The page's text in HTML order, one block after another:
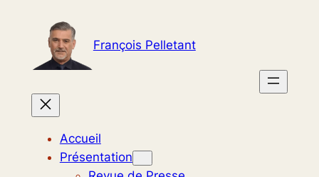
contenu
François Pelletant
Accueil
Présentation